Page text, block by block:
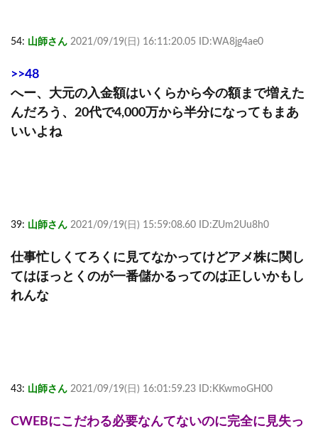
54: 山師さん 2021/09/19(日) 16:11:20.05 ID:WA8jg4ae0
>>48
へー、大元の入金額はいくらから今の額まで増えた
んだろう、20代で4,000万から半分になってもまあ
いいよね
39: 山師さん 2021/09/19(日) 15:59:08.60 ID:ZUm2Uu8h0
仕事忙しくてろくに見てなかってけどアメ株に関し
てはほっとくのが一番儲かるってのは正しいかもし
れんな
43: 山師さん 2021/09/19(日) 16:01:59.23 ID:KKwmoGH00
CWEBにこだわる必要なんてないのに完全に見失っ